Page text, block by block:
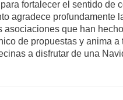
fortalecer el sentido de
agradece profundamente
asociaciones que han
de propuestas y anima a
a disfrutar de una